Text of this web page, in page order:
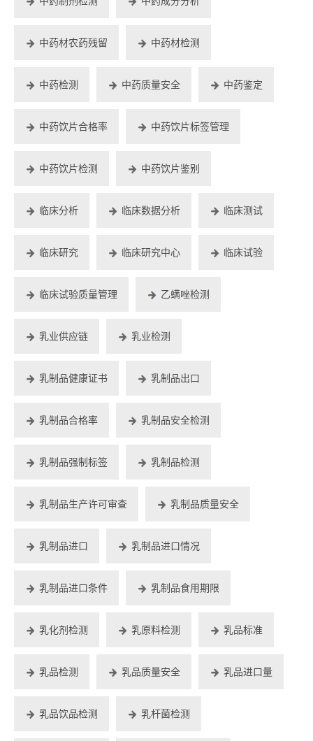
中药材农药残留 中药材检测
中药检测 中药质量安全 中药鉴定
中药饮片合格率 中药饮片标签管理
中药饮片检测 中药饮片鉴别
临床分析 临床数据分析 临床测试
临床研究 临床研究中心 临床试验
临床试验质量管理 乙螨唑检测
乳业供应链 乳业检测
乳制品健康证书 乳制品出口
乳制品合格率 乳制品安全检测
乳制品强制标签 乳制品检测
乳制品生产许可审查 乳制品质量安全
乳制品进口 乳制品进口情况
乳制品进口条件 乳制品食用期限
乳化剂检测 乳原料检测 乳品标准
乳品检测 乳品质量安全 乳品进口量
乳品饮品检测 乳杆菌检测